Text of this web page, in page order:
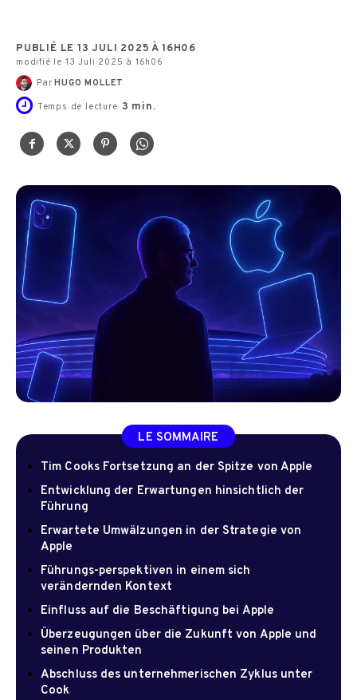
PUBLIÉ LE 13 JULI 2025 À 16H06
modifié le 13 Juli 2025 à 16h06
Par HUGO MOLLET
Temps de lecture 3 min.
LE SOMMAIRE
Tim Cooks Fortsetzung an der Spitze von Apple
Entwicklung der Erwartungen hinsichtlich der
Führung
Erwartete Umwälzungen in der Strategie von
Apple
Führungs-perspektiven in einem sich
verändernden Kontext
Einfluss auf die Beschäftigung bei Apple
Überzeugungen über die Zukunft von Apple und
seinen Produkten
Abschluss des unternehmerischen Zyklus unter
Cook